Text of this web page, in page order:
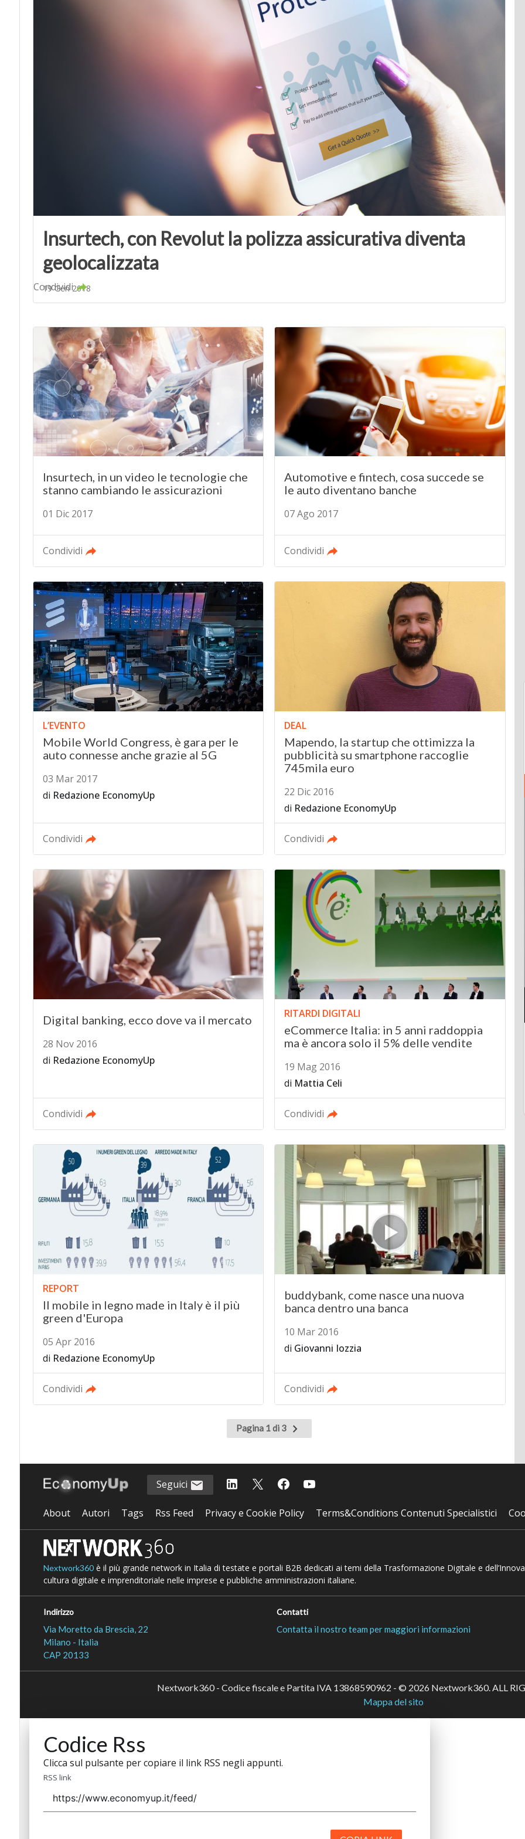
Insurtech, con Revolut la polizza assicurativa diventa
geolocalizzata
19 Gen 2018
Condividi
Insurtech, in un video le tecnologie che
stanno cambiando le assicurazioni
01 Dic 2017
Condividi
Automotive e fintech, cosa succede se
le auto diventano banche
07 Ago 2017
Condividi
L’EVENTO
Mobile World Congress, è gara per le
auto connesse anche grazie al 5G
03 Mar 2017
di Redazione EconomyUp
Condividi
DEAL
Mapendo, la startup che ottimizza la
pubblicità su smartphone raccoglie
745mila euro
22 Dic 2016
di Redazione EconomyUp
Condividi
Digital banking, ecco dove va il mercato
28 Nov 2016
di Redazione EconomyUp
Condividi
RITARDI DIGITALI
eCommerce Italia: in 5 anni raddoppia
ma è ancora solo il 5% delle vendite
19 Mag 2016
di Mattia Celi
Condividi
REPORT
Il mobile in legno made in Italy è il più
green d'Europa
05 Apr 2016
di Redazione EconomyUp
Condividi
buddybank, come nasce una nuova
banca dentro una banca
10 Mar 2016
di Giovanni Iozzia
Condividi
Pagina 1 di 3
Pagina
successiva
Seguici
About Autori Tags Rss Feed Privacy e Cookie Policy Terms&Conditions Contenuti Specialistici
Nextwork360è il più grande network in Italia di testate e portali B2B dedicati ai temi della Trasformazione Digitale e
cultura digitale e imprenditoriale nelle imprese e pubbliche amministrazioni italiane.
Indirizzo
Via Moretto da Brescia, 22
Milano - Italia
CAP 20133
Contatti
Contatta il nostro team per maggiori informazioni
Nextwork360 - Codice fiscale e Partita IVA 13868590962 - © 2026 Nextwork360. ALL
Mappa del sito
Codice Rss
Clicca sul pulsante per copiare il link RSS negli appunti.
RSS link